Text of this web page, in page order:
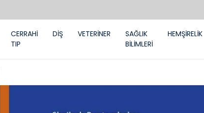
CERRAHİ
TIP
DİŞ VETERİNER
SAĞLIK
BİLİMLERİ
HEMŞİRELİK